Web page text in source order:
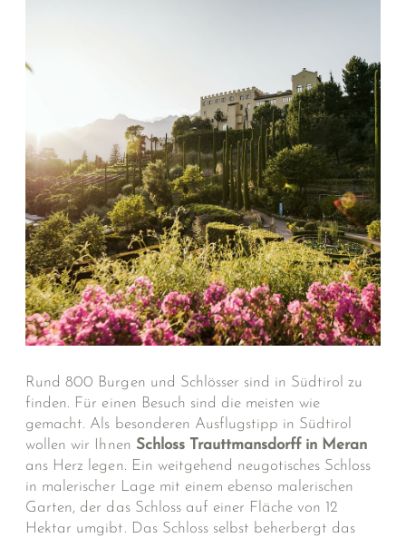
Rund 800 Burgen und Schlösser sind in Südtirol zu
finden. Für einen Besuch sind die meisten wie
gemacht. Als besonderen Ausflugstipp in Südtirol
wollen wir Ihnen Schloss Trauttmansdorff in Meran
ans Herz legen. Ein weitgehend neugotisches Schloss
in malerischer Lage mit einem ebenso malerischen
Garten, der das Schloss auf einer Fläche von 12
Hektar umgibt. Das Schloss selbst beherbergt das